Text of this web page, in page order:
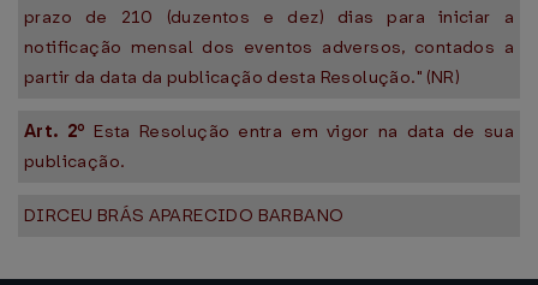
prazo de 210 (duzentos e dez) dias para iniciar a
notificação mensal dos eventos adversos, contados a
partir da data da publicação desta Resolução." (NR)
Art. 2º Esta Resolução entra em vigor na data de sua
publicação.
DIRCEU BRÁS APARECIDO BARBANO